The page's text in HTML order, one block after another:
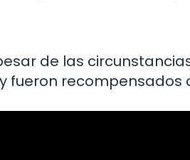
de las
fueron recompensados